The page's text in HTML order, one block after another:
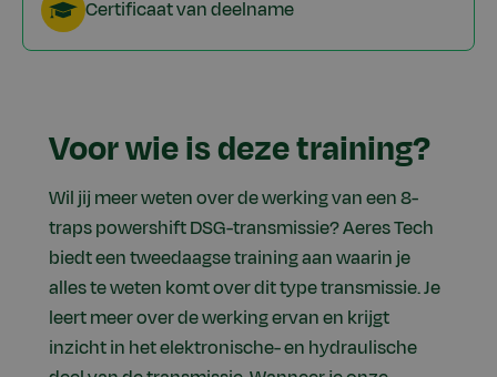
Certificaat van deelname
Voor wie is deze training?
Wil jij meer weten over de werking van een 8-
traps powershift DSG-transmissie? Aeres Tech
biedt een tweedaagse training aan waarin je
alles te weten komt over dit type transmissie. Je
leert meer over de werking ervan en krijgt
inzicht in het elektronische- en hydraulische